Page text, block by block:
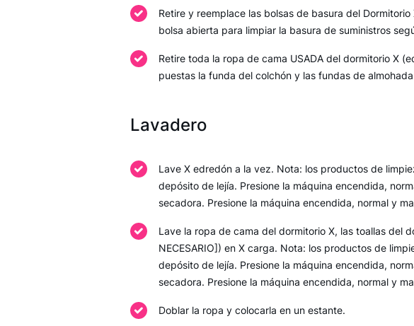
Retire y reemplace las bolsas de basura del
bolsa abierta para limpiar la basura de suministros
Retire toda la ropa de cama USADA del dormitorio X
puestas la funda del colchón y las fundas de
Lavadero
Lave X edredón a la vez. Nota: los productos de
depósito de lejía. Presione la máquina encendida,
secadora. Presione la máquina encendida, normal y
Lave la ropa de cama del dormitorio X, las toallas del
NECESARIO]) en X carga. Nota: los productos de
depósito de lejía. Presione la máquina encendida,
secadora. Presione la máquina encendida, normal y
Doblar la ropa y colocarla en un estante.